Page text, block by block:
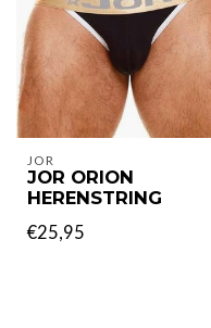
JOR
JOR ORION
HERENSTRING
€25,95